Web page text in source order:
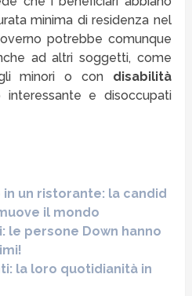
minima di residenza nel
potrebbe comunque
ad altri soggetti, come
minori o con disabilità
e disoccupati
un ristorante: la candid
il mondo
le persone Down hanno
la loro quotidianità in